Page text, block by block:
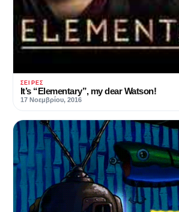
ΣΕΙΡΈΣ
It’s “Elementary”, my dear Watson!
17 Νοεμβρίου, 2016